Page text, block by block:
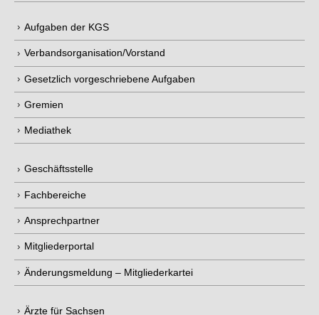
Aufgaben der KGS
Verbandsorganisation/Vorstand
Gesetzlich vorgeschriebene Aufgaben
Gremien
Mediathek
Geschäftsstelle
Fachbereiche
Ansprechpartner
Mitgliederportal
Änderungsmeldung – Mitgliederkartei
Ärzte für Sachsen